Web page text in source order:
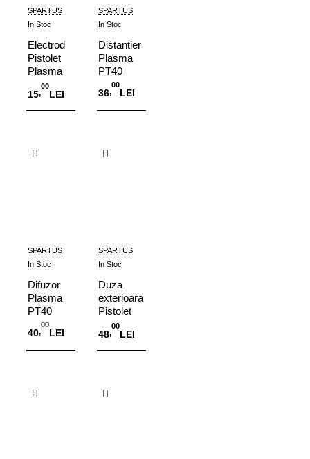
SPARTUS
In Stoc
Electrod
Pistolet
Plasma
PT40
15,
00
LEI
SPARTUS
In Stoc
Distantier
Plasma
PT40
36,
00
LEI
SPARTUS
In Stoc
Difuzor
Plasma
PT40
40,
00
LEI
SPARTUS
In Stoc
Duza
exterioara
Pistolet
Plasma
PT40
48,
00
LEI